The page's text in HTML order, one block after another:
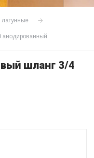
латунные
анодированный
шланг 3/4